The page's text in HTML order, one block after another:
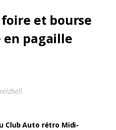
et bourse
en pagaille
Club Auto rétro Midi-